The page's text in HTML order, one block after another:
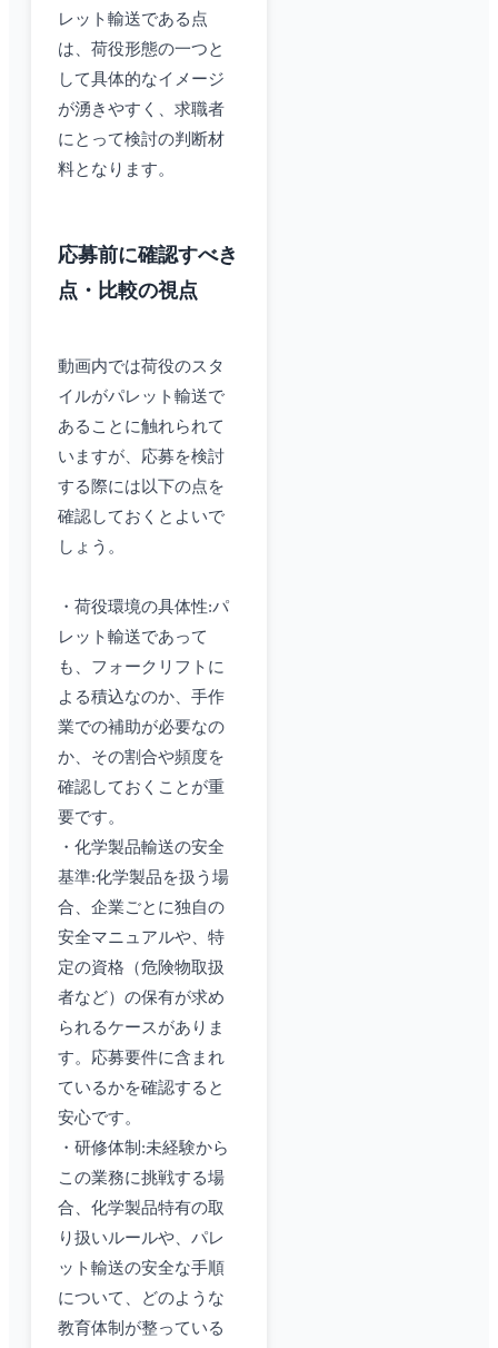
レット輸送である点
は、荷役形態の一つと
して具体的なイメージ
が湧きやすく、求職者
にとって検討の判断材
料となります。
応募前に確認すべき
点・比較の視点
動画内では荷役のスタ
イルがパレット輸送で
あることに触れられて
いますが、応募を検討
する際には以下の点を
確認しておくとよいで
しょう。
・荷役環境の具体性:パ
レット輸送であって
も、フォークリフトに
よる積込なのか、手作
業での補助が必要なの
か、その割合や頻度を
確認しておくことが重
要です。
・化学製品輸送の安全
基準:化学製品を扱う場
合、企業ごとに独自の
安全マニュアルや、特
定の資格（危険物取扱
者など）の保有が求め
られるケースがありま
す。応募要件に含まれ
ているかを確認すると
安心です。
・研修体制:未経験から
この業務に挑戦する場
合、化学製品特有の取
り扱いルールや、パレ
ット輸送の安全な手順
について、どのような
教育体制が整っている